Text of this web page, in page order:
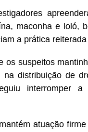
maconha e loló,
a prática
os suspeitos
na distribuição de
interromper
atuação